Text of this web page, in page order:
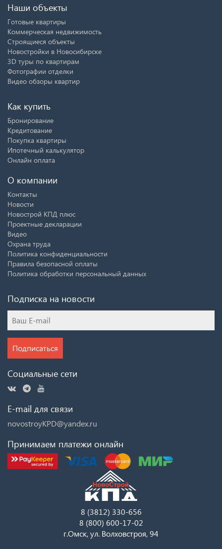
Наши объекты
Готовые квартиры
Коммерческая недвижимость
Строящиеся объекты
Новостройки в Новосибирске
3D туры по квартирам
Фотографии отделки
Видео обзоры квартир
Как купить
Бронирование
Кредитование
Покупка квартиры
Ипотечный калькулятор
Онлайн оплата
О компании
Контакты
Новости
Новострой КПД плюс
Проектные декларации
Видео
Охрана труда
Политика конфиденциальности
Правила безопасной оплаты
Политика обработки персональный данных
Подписка на новости
Подписаться
Социальные сети
E-mail для связи
novostroyKPD@yandex.ru
Принимаем платежи онлайн
8 (3812) 330-656
8 (800) 600-17-02
г.Омск, ул. Волховстроя, 94